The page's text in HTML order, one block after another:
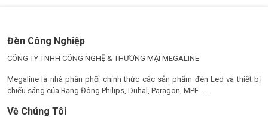
Đèn Công Nghiệp
CÔNG TY TNHH CÔNG NGHỆ & THƯƠNG MẠI MEGALINE
Megaline là nhà phân phối chính thức các sản phẩm đèn Led và thiết bị
chiếu sáng của Rạng Đông.Philips, Duhal, Paragon, MPE ....
Về Chúng Tôi